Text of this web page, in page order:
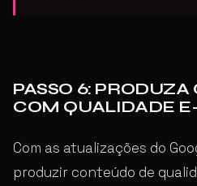
PASSO 6:
COM QUALIDADE
Com as atualizações do
produzir conteúdo de